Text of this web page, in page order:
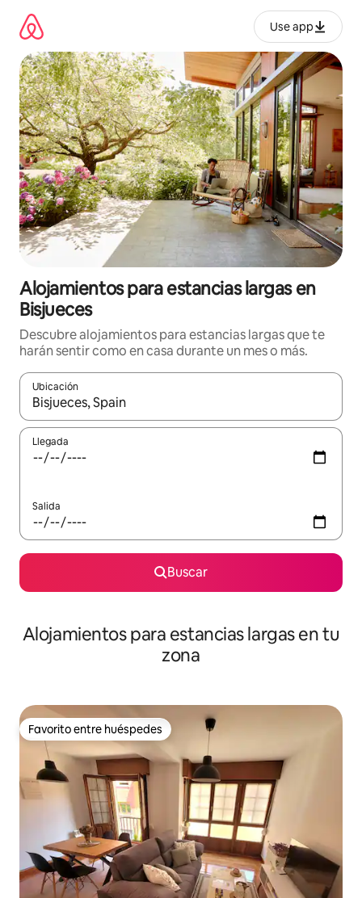
contenido
Use app
Alojamientos para estancias largas en
Bisjueces
Descubre alojamientos para estancias largas que te
harán sentir como en casa durante un mes o más.
Ubicación
Cuando los resultados estén disponibles, podrás navegar
Llegada
Salida
Buscar
Alojamientos para estancias largas en tu
zona
Favorito entre huéspedes
Favorito entre huéspedes